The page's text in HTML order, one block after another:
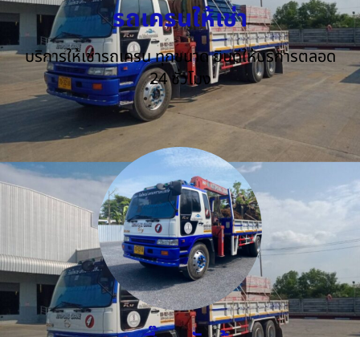
รถเครนให้เช่า
บริการให้เช่ารถเครน ทุกขนาด ยินดีให้บริการตลอด
24 ชั่วโมง